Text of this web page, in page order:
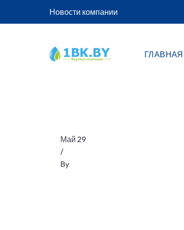
Новости компании
ГЛАВНАЯ
Май 29
/
By